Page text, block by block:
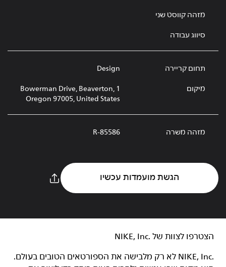
מזהה קווסט שני
סיווג עבודה
תחום קריירה Design
מיקום
1 Bowerman Drive, Beaverton,
Oregon 97005, United States
מזהה משרה R-85586
הגשת מועמדות עכשיו
הצטרפו לצוות של NIKE, Inc.‎‏
NIKE, Inc.‎ לא רק מלבישה את הספורטאים הטובים בעולם.